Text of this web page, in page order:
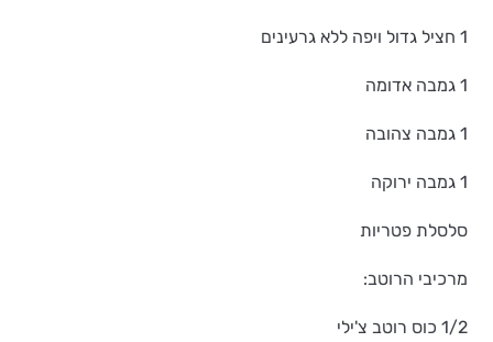
1 חציל גדול ויפה ללא גרעינים
1 גמבה אדומה
1 גמבה צהובה
1 גמבה ירוקה
סלסלת פטריות
מרכיבי הרוטב:
1/2 כוס רוטב צ'ילי